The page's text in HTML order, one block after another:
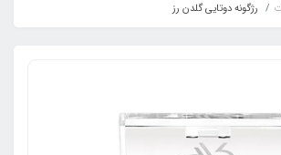
رژگونه دوتایی گلدن رز